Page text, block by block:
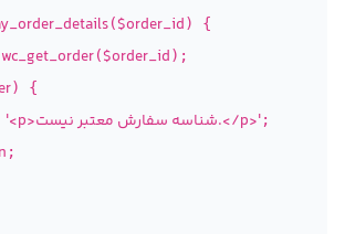
($order_id) {
wc_get_order($order_id);
) {
'<p>شناسه سفارش معتبر نیست.</p>';
;